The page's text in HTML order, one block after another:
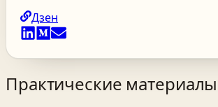
Дзен
Практические материалы